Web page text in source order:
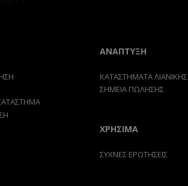
ΑΝΑΠΤΥΞΗ
ΚΑΤΑΣΤΗΜΑΤΑ ΛΙΑΝΙΚΗΣ
ΣΗΜΕΙΑ ΠΩΛΗΣΗΣ
ΧΡΗΣΙΜΑ
ΣΥΧΝΕΣ ΕΡΩΤΗΣΕΙΣ